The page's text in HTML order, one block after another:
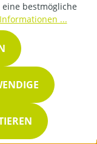
eine bestmögliche
...